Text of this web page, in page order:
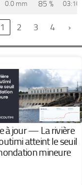
0.0 mm 85 % 03:10
1 2 3 4 ›
à jour — La rivière
atteint le seuil
mineure